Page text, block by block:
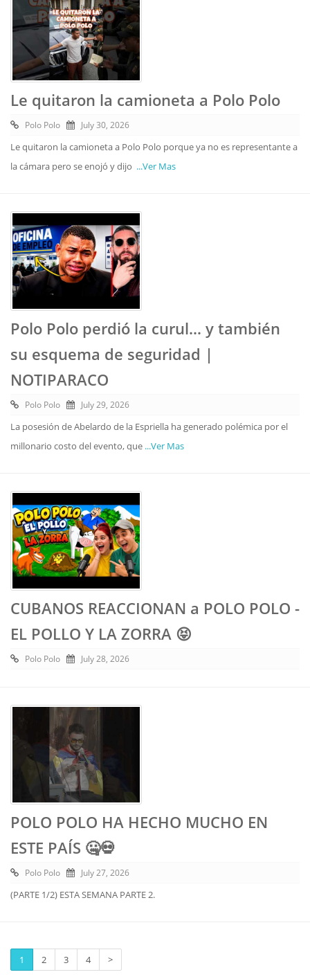
Le quitaron la camioneta a Polo Polo
Polo Polo July 30, 2026
Le quitaron la camioneta a Polo Polo porque ya no es representante a
la cámara pero se enojó y dijo ...Ver Mas
Polo Polo perdió la curul… y también
su esquema de seguridad |
NOTIPARACO
Polo Polo July 29, 2026
La posesión de Abelardo de la Espriella ha generado polémica por el
millonario costo del evento, que ...Ver Mas
CUBANOS REACCIONAN a POLO POLO -
EL POLLO Y LA ZORRA 😝
Polo Polo July 28, 2026
POLO POLO HA HECHO MUCHO EN
ESTE PAÍS 🤐💀
Polo Polo July 27, 2026
(PARTE 1/2) ESTA SEMANA PARTE 2.
1 2 3 4 >